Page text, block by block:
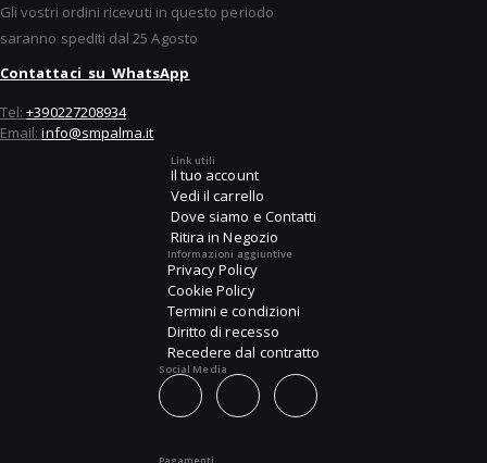
Gli vostri ordini ricevuti in questo periodo
saranno spediti dal 25 Agosto
Contattaci su WhatsApp
Tel:+390227208934
Email:info@smpalma.it
Link utili
Il tuo account
Vedi il carrello
Dove siamo e Contatti
Ritira in Negozio
Informazioni aggiuntive
Privacy Policy
Cookie Policy
Termini e condizioni
Diritto di recesso
Recedere dal contratto
Social Media